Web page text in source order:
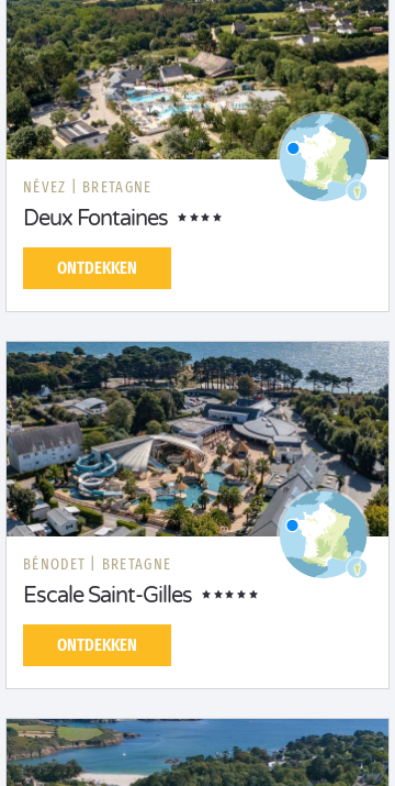
NÉVEZ | BRETAGNE
Deux Fontaines
ONTDEKKEN
BÉNODET | BRETAGNE
Escale Saint-Gilles
ONTDEKKEN